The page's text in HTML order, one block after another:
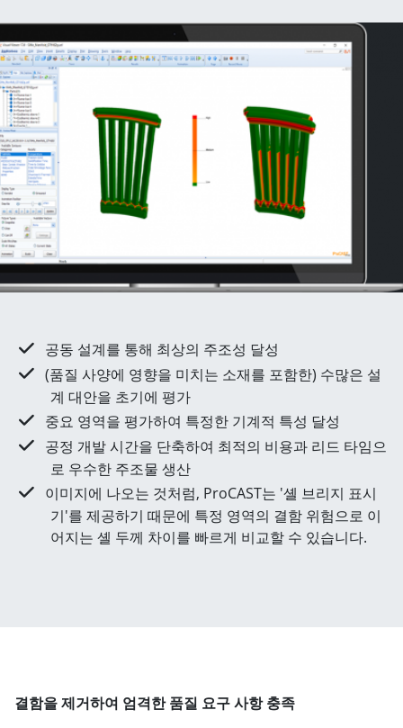
공동 설계를 통해 최상의 주조성 달성
(품질 사양에 영향을 미치는 소재를 포함한) 수많은 설
계 대안을 초기에 평가
중요 영역을 평가하여 특정한 기계적 특성 달성
공정 개발 시간을 단축하여 최적의 비용과 리드 타임으
로 우수한 주조물 생산
이미지에 나오는 것처럼, ProCAST는 '셸 브리지 표시
기'를 제공하기 때문에 특정 영역의 결함 위험으로 이
어지는 셸 두께 차이를 빠르게 비교할 수 있습니다.
결함을 제거하여 엄격한 품질 요구 사항 충족